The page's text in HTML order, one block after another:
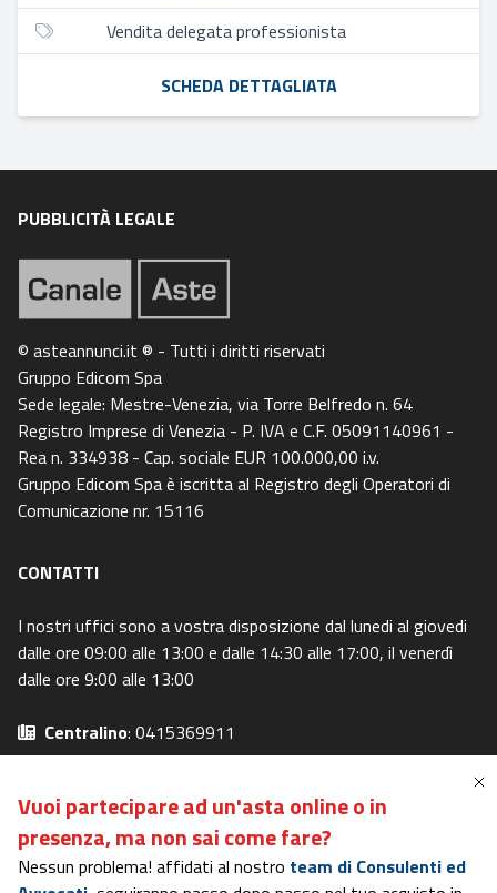
Vendita delegata professionista
SCHEDA DETTAGLIATA
PUBBLICITÀ LEGALE
© asteannunci.it ® - Tutti i diritti riservati
Gruppo Edicom Spa
Sede legale: Mestre-Venezia, via Torre Belfredo n. 64
Registro Imprese di Venezia - P. IVA e C.F. 05091140961 -
Rea n. 334938 - Cap. sociale EUR 100.000,00 i.v.
Gruppo Edicom Spa è iscritta al Registro degli Operatori di
Comunicazione nr. 15116
CONTATTI
I nostri uffici sono a vostra disposizione dal lunedi al giovedi
dalle ore 09:00 alle 13:00 e dalle 14:30 alle 17:00, il venerdì
dalle ore 9:00 alle 13:00
Centralino: 0415369911
Email: info@canaleaste.it
Privacy Policy
Cookie Policy
Preferenze Privacy
I miei diritti
Vuoi partecipare ad un'asta online o in
presenza,ma non sai come fare?
Nessun problema! affidati al nostro team di Consulenti ed